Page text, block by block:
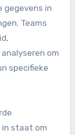
gegevens in
Teams
om
specifieke
staat om